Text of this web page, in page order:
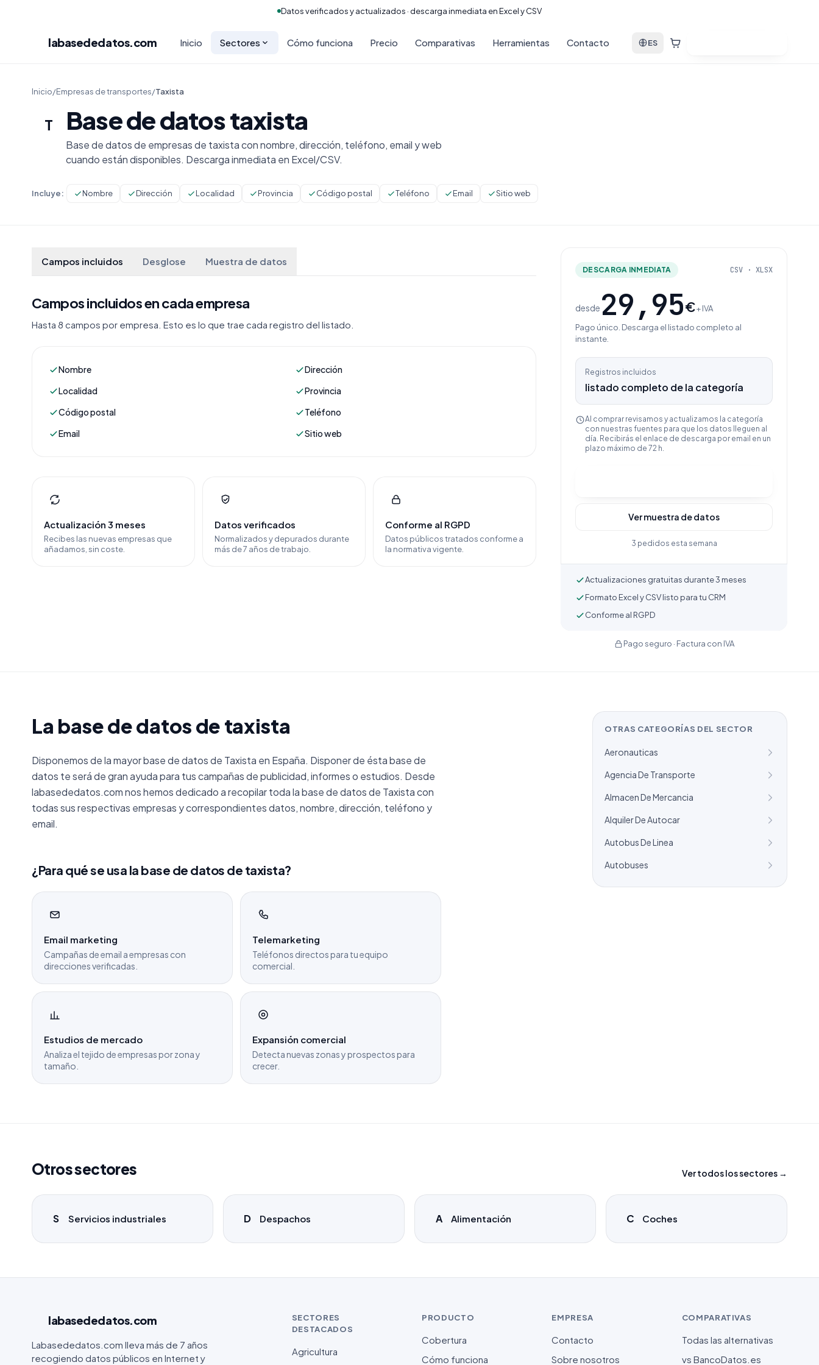
Datos verificados y actualizados · descarga inmediata en Excel y CSV
labasededatos.com Inicio Sectores Cómo funciona Precio Comparativas Herramientas Contacto ES
Inicio/Empresas de transportes/Taxista
T Base de datos taxista
Base de datos de empresas de taxista con nombre, dirección, teléfono, email y web
cuando están disponibles. Descarga inmediata en Excel/CSV.
Incluye: Nombre Dirección Localidad Provincia Código postal Teléfono Email Sitio web
Campos incluidos Desglose Muestra de datos
Campos incluidos en cada empresa
Hasta 8 campos por empresa. Esto es lo que trae cada registro del listado.
Nombre
Dirección
Localidad
Provincia
Código postal
Teléfono
Email
Sitio web
Actualización 3 meses
Recibes las nuevas empresas que
añadamos, sin coste.
Datos verificados
Normalizados y depurados durante
más de 7 años de trabajo.
Conforme al RGPD
Datos públicos tratados conforme a
la normativa vigente.
DESCARGA INMEDIATA CSV · XLSX
desde 29,95€+ IVA
Pago único. Descarga el listado completo al
instante.
Registros incluidos
listado completo de la categoría
Al comprar revisamos y actualizamos la categoría
con nuestras fuentes para que los datos lleguen al
día. Recibirás el enlace de descarga por email en un
plazo máximo de 72 h.
Ver muestra de datos
3 pedidos esta semana
Actualizaciones gratuitas durante 3 meses
Formato Excel y CSV listo para tu CRM
Conforme al RGPD
Pago seguro · Factura con IVA
La base de datos de taxista
Disponemos de la mayor base de datos de Taxista en España. Disponer de ésta base de
datos te será de gran ayuda para tus campañas de publicidad, informes o estudios. Desde
labasededatos.com nos hemos dedicado a recopilar toda la base de datos de Taxista con
todas sus respectivas empresas y correspondientes datos, nombre, dirección, teléfono y
email.
¿Para qué se usa la base de datos de taxista?
Email marketing
Campañas de email a empresas con
direcciones verificadas.
Telemarketing
Teléfonos directos para tu equipo
comercial.
Estudios de mercado
Analiza el tejido de empresas por zona y
tamaño.
Expansión comercial
Detecta nuevas zonas y prospectos para
crecer.
OTRAS CATEGORÍAS DEL SECTOR
Aeronauticas
Agencia De Transporte
Almacen De Mercancia
Alquiler De Autocar
Autobus De Linea
Autobuses
Otros sectores Ver todos los sectores →
S Servicios industriales D Despachos A Alimentación C Coches
labasededatos.com
Labasededatos.com lleva más de 7 años
recogiendo datos públicos en Internet y
SECTORES
DESTACADOS
Agricultura
PRODUCTO
Cobertura
Cómo funciona
EMPRESA
Contacto
Sobre nosotros
COMPARATIVAS
Todas las alternativas
vs BancoDatos.es